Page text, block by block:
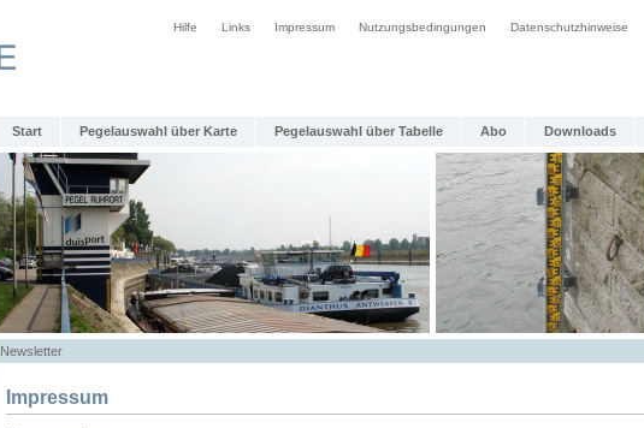
Hilfe Links Impressum Nutzungsbedingungen Datenschutzhinweise
Start Pegelauswahl über Karte Pegelauswahl über Tabelle Abo Downloads
Newsletter
Impressum